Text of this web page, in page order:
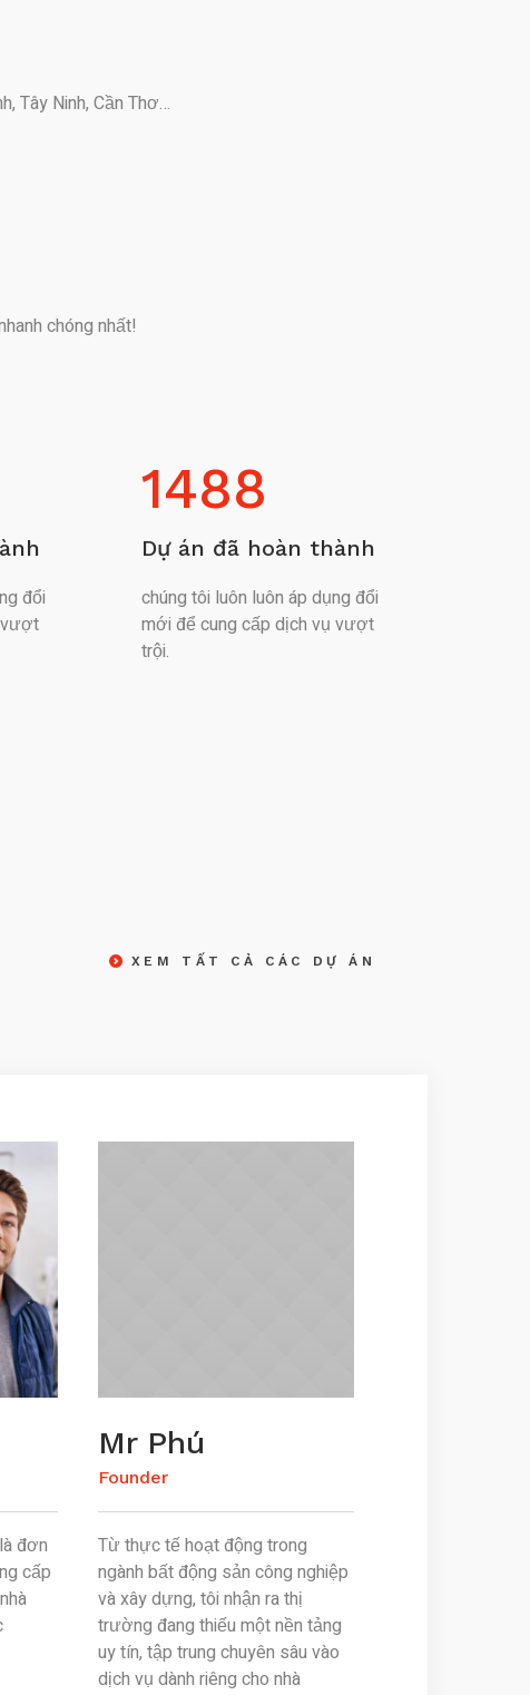
Tây Ninh, Cần Thơ…
chóng nhất!
đổi
1488
Dự án đã hoàn thành
chúng tôi luôn luôn áp dụng đổi
mới để cung cấp dịch vụ vượt
trội.
XEM TẤT CẢ CÁC DỰ ÁN
đơn
cấp
Mr Phú
Founder
Từ thực tế hoạt động trong
ngành bất động sản công nghiệp
và xây dựng, tôi nhận ra thị
trường đang thiếu một nền tảng
uy tín, tập trung chuyên sâu vào
dịch vụ dành riêng cho nhà